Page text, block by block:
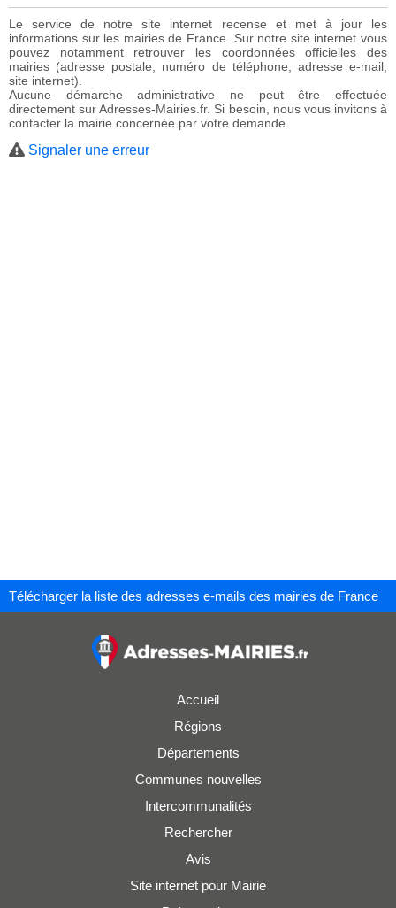
Le service de notre site internet recense et met à jour les
informations sur les mairies de France. Sur notre site internet vous
pouvez notamment retrouver les coordonnées officielles des
mairies (adresse postale, numéro de téléphone, adresse e-mail,
site internet).
Aucune démarche administrative ne peut être effectuée
directement sur Adresses-Mairies.fr. Si besoin, nous vous invitons à
contacter la mairie concernée par votre demande.
Signaler une erreur
Télécharger la liste des adresses e-mails des mairies de France
Accueil
Régions
Départements
Communes nouvelles
Intercommunalités
Rechercher
Avis
Site internet pour Mairie